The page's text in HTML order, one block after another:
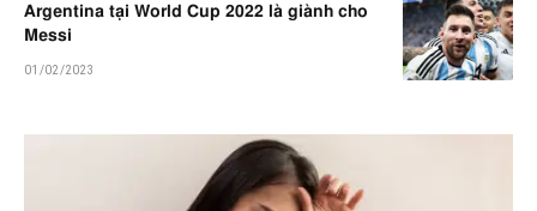
Argentina tại World Cup 2022 là giành cho
Messi
01/02/2023